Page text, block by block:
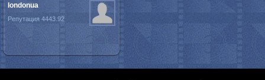
londonua
Репутация 4443.92